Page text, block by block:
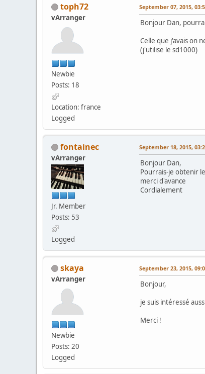
toph72
vArranger
Newbie
Posts: 18
Location: france
Logged
September 07, 2015,
Bonjour Dan,
Celle que j'avais on
(j'utilise le sd1000)
fontainec
vArranger
Jr. Member
Posts: 53
Logged
September 18, 2015,
Bonjour Dan,
Pourrais-je obtenir
merci d'avance
Cordialement
skaya
vArranger
Newbie
Posts: 20
Logged
September 23, 2015,
Bonjour,
je suis intéressé
Merci !